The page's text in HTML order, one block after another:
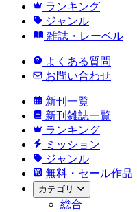
ランキング
ジャンル
雑誌・レーベル
よくある質問
お問い合わせ
新刊一覧
新刊雑誌一覧
ランキング
ミッション
ジャンル
無料・セール作品
カテゴリ
総合